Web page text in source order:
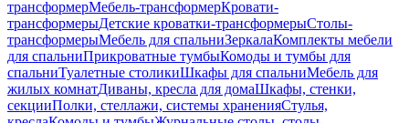
трансформерМебель-трансформерКровати-
трансформерыДетские кроватки-трансформерыСтолы-
трансформерыМебель для спальниЗеркалаКомплекты мебели
для спальниПрикроватные тумбыКомоды и тумбы для
спальниТуалетные столикиШкафы для спальниМебель для
жилых комнатДиваны, кресла для домаШкафы, стенки,
секцииПолки, стеллажи, системы храненияСтулья,